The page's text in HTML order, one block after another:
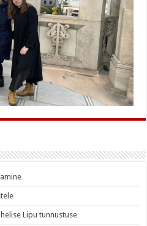
Lipu tunnustuse